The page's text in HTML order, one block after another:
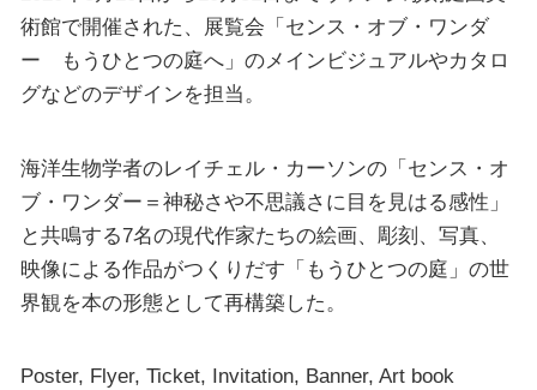
術館で開催された、展覧会「センス・オブ・ワンダ
ー もうひとつの庭へ」のメインビジュアルやカタロ
グなどのデザインを担当。
海洋生物学者のレイチェル・カーソンの「センス・オ
ブ・ワンダー＝神秘さや不思議さに目を見はる感性」
と共鳴する7名の現代作家たちの絵画、彫刻、写真、
映像による作品がつくりだす「もうひとつの庭」の世
界観を本の形態として再構築した。
Poster, Flyer, Ticket, Invitation, Banner, Art book